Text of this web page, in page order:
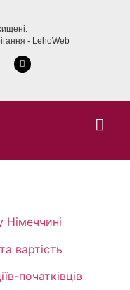
- LehoWeb
вартість
початківців